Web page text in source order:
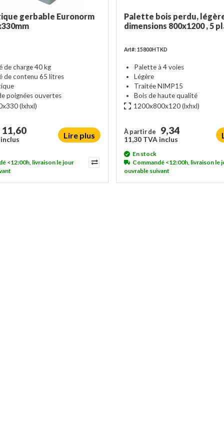
gerbable Euronorm
de charge 40 kg
de contenu 65 litres
poignées ouvertes
(lxhxl)
11,60 Lire plus
<12:00h, livraison le jour
Palette bois perdu,
dimensions 800x1200 , 5
Art#: 15800HTKD
Palette à 4 voies
Légère
Traitée NIMP15
Bois de haute qualité
1200x800x120(lxhxl)
À partir de 9,34
11,30 TVA inclus
En stock
Commandé <12:00h, livraison le
ouvrable suivant